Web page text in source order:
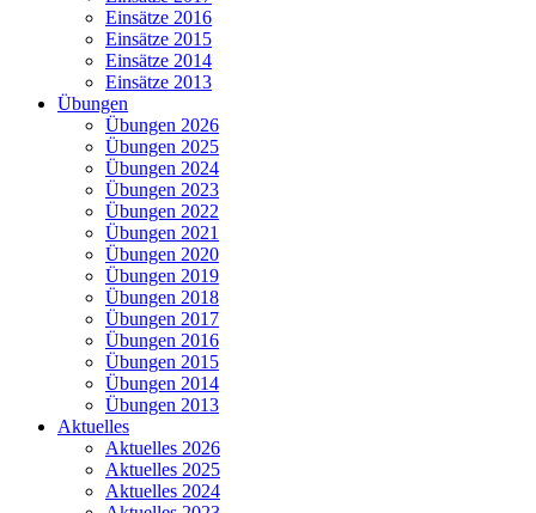
Einsätze 2016
Einsätze 2015
Einsätze 2014
Einsätze 2013
Übungen
Übungen 2026
Übungen 2025
Übungen 2024
Übungen 2023
Übungen 2022
Übungen 2021
Übungen 2020
Übungen 2019
Übungen 2018
Übungen 2017
Übungen 2016
Übungen 2015
Übungen 2014
Übungen 2013
Aktuelles
Aktuelles 2026
Aktuelles 2025
Aktuelles 2024